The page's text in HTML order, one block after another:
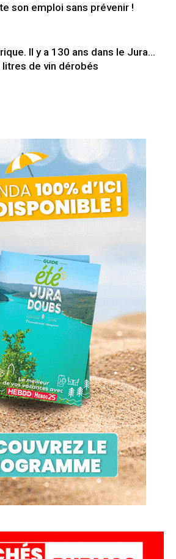
son emploi sans prévenir !
Il y a 130 ans dans le Jura…
litres de vin dérobés